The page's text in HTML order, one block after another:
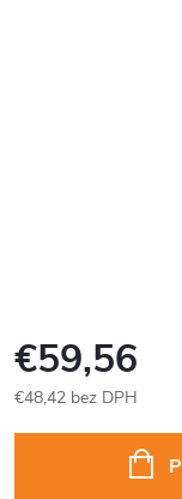
€59,56
€48,42 bez DPH